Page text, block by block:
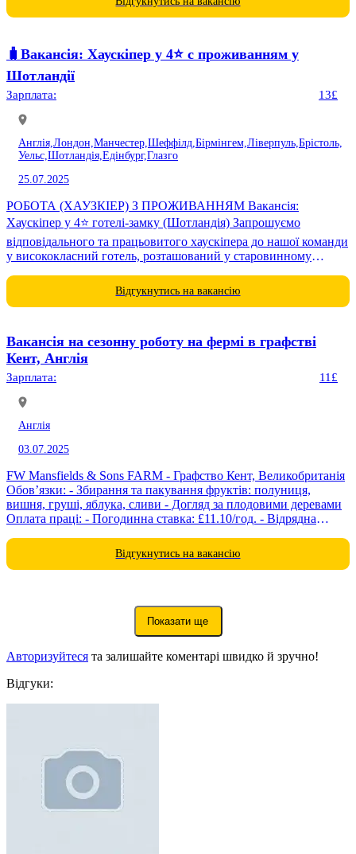
🧳Вакансія: Хаускіпер у 4⭐️ c проживанням у
Шотландії
Зарплата: 13£
Англія, Лондон, Манчестер, Шеффілд, Бірмінгем, Ліверпуль, Брістоль,
Уельс, Шотландія, Едінбург,Глазго
25.07.2025
РОБОТА (ХАУЗКІЕР) З ПРОЖИВАННЯМ Вакансія:
Хаускіпер у 4⭐️ готелі-замку (Шотландія) Запрошуємо
відповідального та працьовитого хаускіпера до нашої команди
у висококласний готель, розташований у старовинному
тих,...
Відгукнутись на вакансію
Вакансія на сезонну роботу на фермі в графстві
Кент, Англія
Зарплата: 11£
Англія
03.07.2025
FW Mansfields & Sons FARM - Графство Кент, Великобританія
Обов’язки: - Збирання та пакування фруктів: полуниця,
вишня, груші, яблука, сливи - Догляд за плодовими деревами
Оплата праці: - Погодинна ставка: £11.10/год. - Відрядна
Відгукнутись на вакансію
Показати ще
Авторизуйтеся та залишайте коментарі швидко й зручно!
Відгуки: